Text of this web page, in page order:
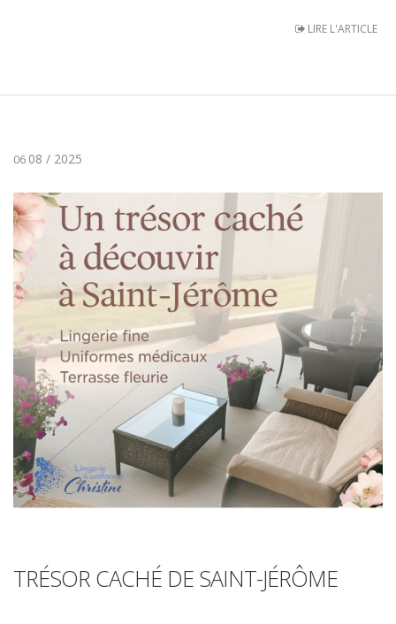
LIRE L'ARTICLE
06 08 / 2025
TRÉSOR CACHÉ DE SAINT-JÉRÔME